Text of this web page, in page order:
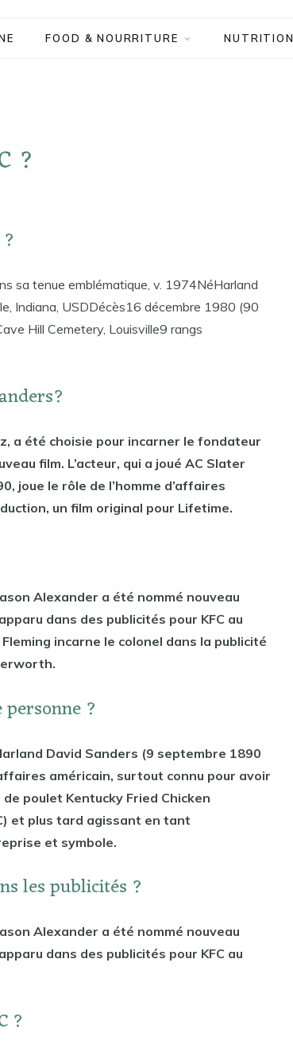
FOOD & NOURRITURE NUTRITION
?
sa tenue emblématique, v. 1974NéHarland
Indiana, USDDécès16 décembre 1980 (90
Hill Cemetery, Louisville9 rangs
a été choisie pour incarner le fondateur
film. L’acteur, qui a joué AC Slater
joue le rôle de l’homme d’affaires
un film original pour Lifetime.
Alexander a été nommé nouveau
dans des publicités pour KFC au
incarne le colonel dans la publicité
?
David Sanders (9 septembre 1890
américain, surtout connu pour avoir
poulet Kentucky Fried Chicken
et plus tard agissant en tant
et symbole.
les publicités ?
Alexander a été nommé nouveau
dans des publicités pour KFC au
?